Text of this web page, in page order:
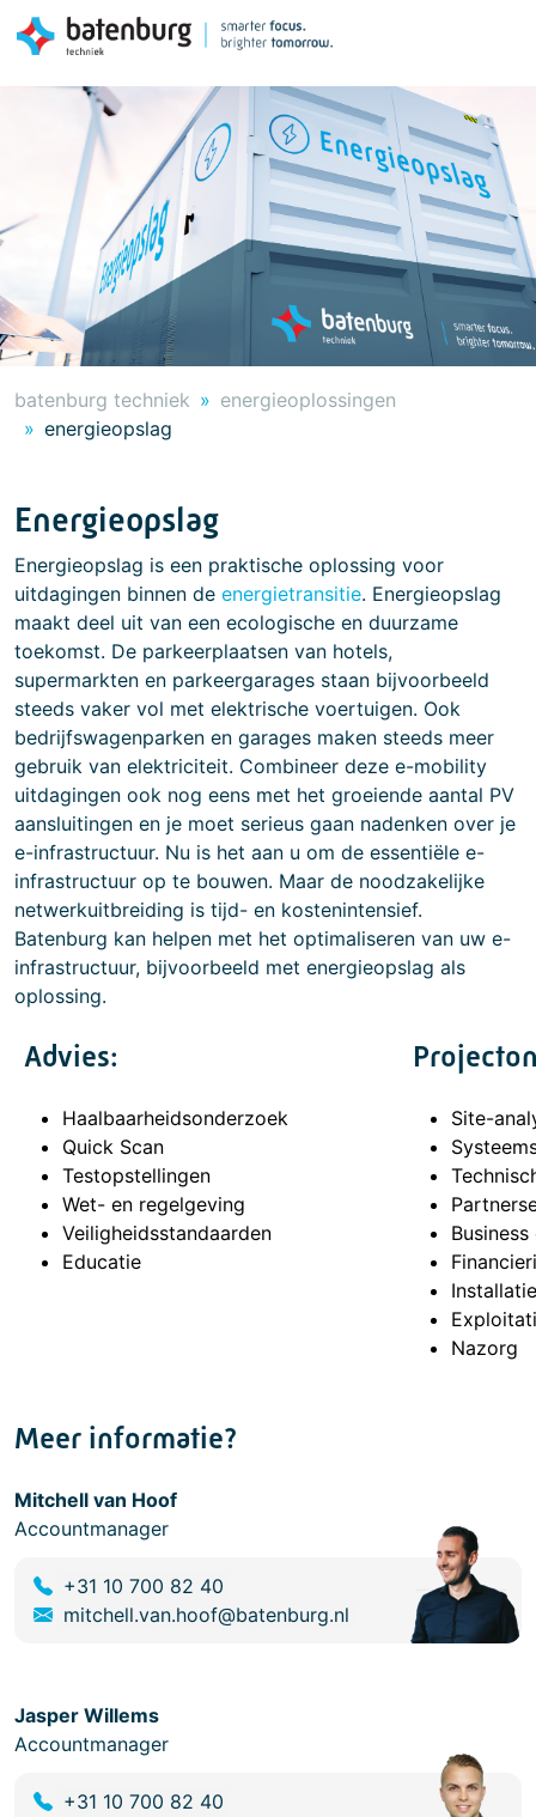
batenburg techniek
energieoplossingen
energieopslag
Energieopslag
Energieopslag is een praktische oplossing voor
uitdagingen binnen de energietransitie. Energieopslag
maakt deel uit van een ecologische en duurzame
toekomst. De parkeerplaatsen van hotels,
supermarkten en parkeergarages staan ​​bijvoorbeeld
steeds vaker vol met elektrische voertuigen. Ook
bedrijfswagenparken en garages maken steeds meer
gebruik van elektriciteit. Combineer deze e-mobility
uitdagingen ook nog eens met het groeiende aantal PV
aansluitingen en je moet serieus gaan nadenken over je
e-infrastructuur. Nu is het aan u om de essentiële e-
infrastructuur op te bouwen. Maar de noodzakelijke
netwerkuitbreiding is tijd- en kostenintensief.
Batenburg kan helpen met het optimaliseren van uw e-
infrastructuur, bijvoorbeeld met energieopslag als
oplossing.
Advies:
Haalbaarheidsonderzoek
Quick Scan
Testopstellingen
Wet- en regelgeving
Veiligheidsstandaarden
Educatie
Site-
Business
Installatie
Nazorg
Meer informatie?
Mitchell van Hoof
Accountmanager
+31 10 700 82 40
mitchell.van.hoof@batenburg.nl
Jasper Willems
Accountmanager
+31 10 700 82 40